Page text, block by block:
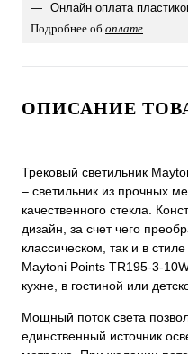
Онлайн оплата
Подробнее об оплате
ОПИСАНИЕ
Трековый светильник
– светильник из прочных
качественного стекла.
дизайн, за счет чего
классическом, так и в
Maytoni Points TR195-3-
кухне, в гостиной или
Мощный поток света
единственный источник